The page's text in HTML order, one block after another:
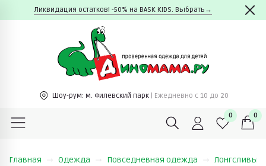
Ликвидация остатков! -50% на BASK KIDS. Выбрать→
Шоу-рум: м. Филевский парк | Ежедневно c 10 до 20
0 0
Главная Одежда Повседневная одежда Лонгсливы